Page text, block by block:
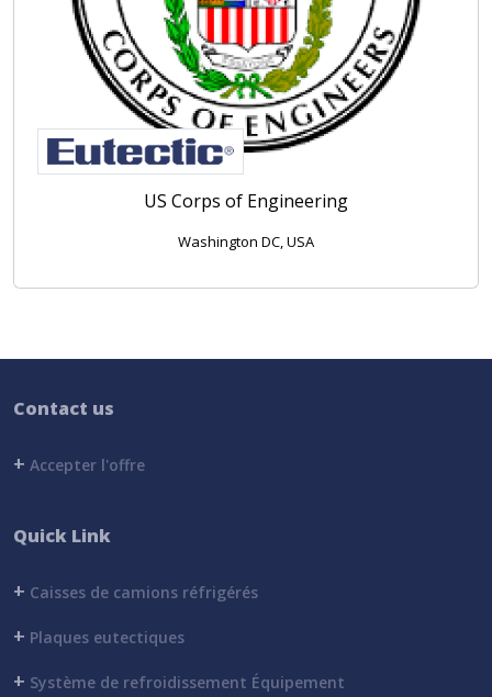
US Corps of Engineering
Washington DC, USA
Contact us
+ Accepter l'offre
Quick Link
+ Caisses de camions réfrigérés
+ Plaques eutectiques
+ Système de refroidissement Équipement